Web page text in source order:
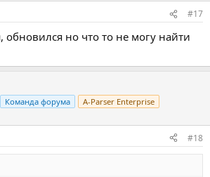
#17
обновился но что то не могу найти
Команда форума A-Parser Enterprise
#18